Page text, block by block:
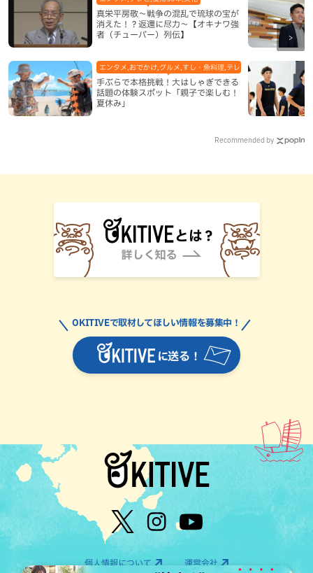
真栄平房敬～戦争の混乱で琉球の宝が
消えた！？返還に尽力～【オキナワ強
者（チューバー）列伝】
手ぶらで本格挑戦！大はしゃぎできる
話題の体験スポット「親子で楽しむ！
夏休み」
エンタメ,おでかけ,グルメ,すし・魚料理,テレビ,体験,北谷町,地域,
Recommended by
に送る！
OKITIVEで取材してほしい情報を募集中！
個人情報について 運営会社